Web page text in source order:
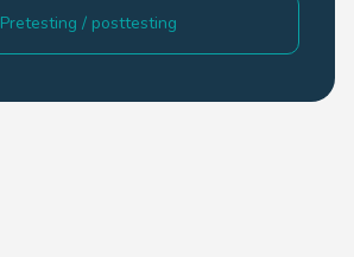
Pretesting / posttesting